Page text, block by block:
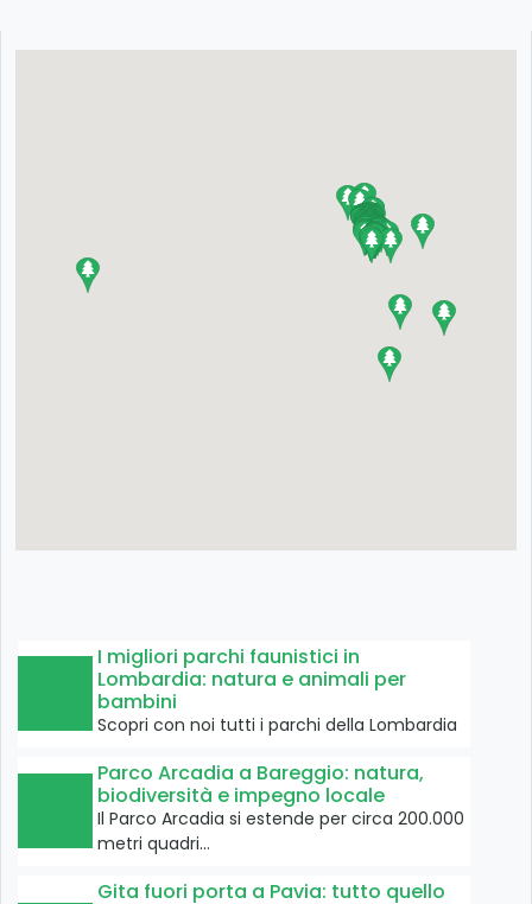
I migliori parchi faunistici in
Lombardia: natura e animali per
bambini
Scopri con noi tutti i parchi della Lombardia
Parco Arcadia a Bareggio: natura,
biodiversità e impegno locale
Il Parco Arcadia si estende per circa 200.000
metri quadri…
Gita fuori porta a Pavia: tutto quello